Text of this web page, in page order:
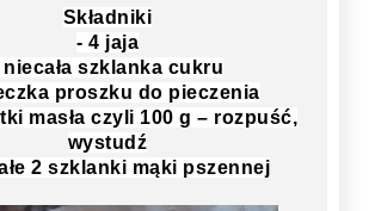
Składniki
- 4 jaja
niecała szklanka cukru
proszku do pieczenia
masła czyli 100 g – rozpuść,
wystudź
2 szklanki mąki pszennej